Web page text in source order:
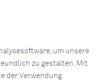
um unsere
zu gestalten. Mit
der Verwendung